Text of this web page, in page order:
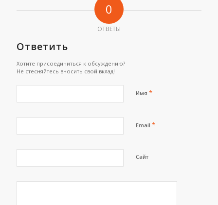
0
ОТВЕТЫ
Ответить
Хотите присоединиться к обсуждению?
Не стесняйтесь вносить свой вклад!
Имя *
Email *
Сайт